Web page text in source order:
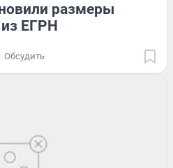
размеры
ЕГРН
Обсудить